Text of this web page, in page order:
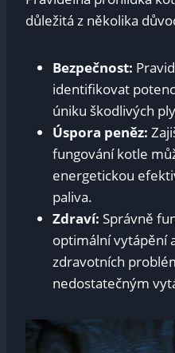
důležitá z několika
Bezpečnost:
identifikovat
úniku škodlivých
Úspora peněz:
fungování kotle
energetickou
paliva.
Zdraví: Správně
optimální vytápění
zdravotních
nedostatečným